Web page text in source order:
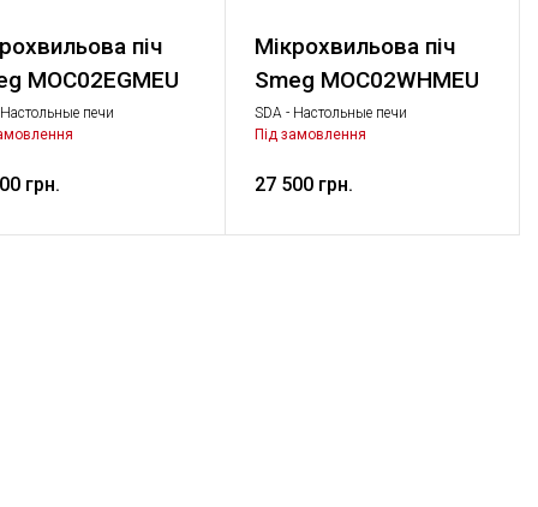
піч
MOC02EGMEU
печи
с
техніка
грн.
Мікрохвильова піч
Smeg MOC02WHMEU
SDA - Настольные печи
Комбинированный с
побутова техніка
Під замовлення
27 500 грн.